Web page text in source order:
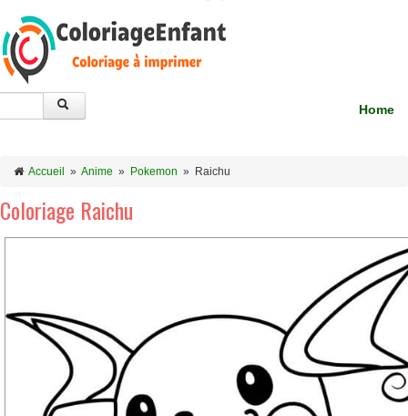
Home
Accueil » Anime » Pokemon » Raichu
Coloriage Raichu